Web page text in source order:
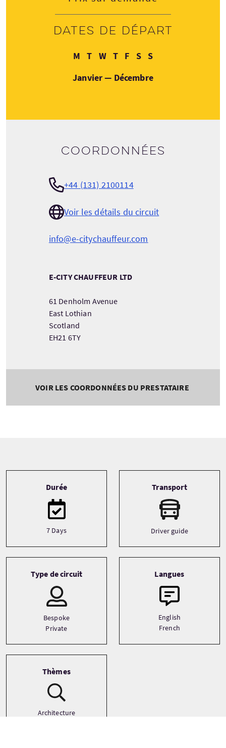
Dates de départ
M Lundi
TMardi
WMercredi
TJeudi
FVendredi
SSamedi
SDimanche
Janvier — Décembre
Coordonnées
+44 (131) 2100114
Voir les détails du circuit
info@e-citychauffeur.com
E-CITY CHAUFFEUR LTD
61 Denholm Avenue
East Lothian
Scotland
EH21 6TY
VOIR LES COORDONNÉES DU PRESTATAIRE
Durée
7 Days
Transport
Driver guide
Type de circuit
Bespoke
Private
Langues
English
French
Thèmes
Architecture